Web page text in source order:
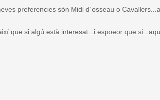
preferencies són Midi d´osseau o
que si algú està interesat...i espoeor que